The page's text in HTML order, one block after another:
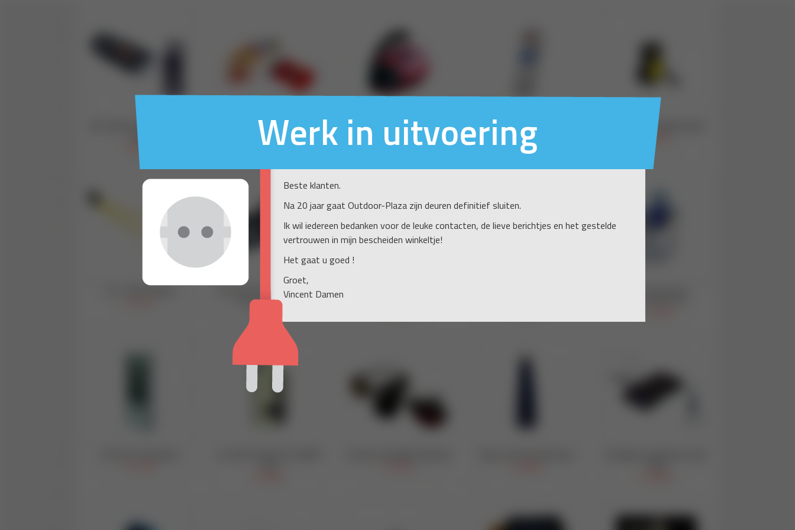
Werk in uitvoering
Beste klanten.
Na 20 jaar gaat Outdoor-Plaza zijn deuren definitief sluiten.
Ik wil iedereen bedanken voor de leuke contacten, de lieve berichtjes en het gestelde
vertrouwen in mijn bescheiden winkeltje!
Het gaat u goed !
Groet,
Vincent Damen